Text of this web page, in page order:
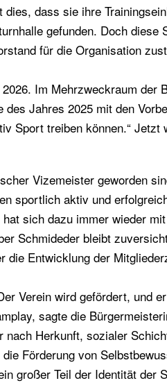
dass sie ihre
gefunden. Doch diese
für die Organisation
Im Mehrzweckraum der
Jahres 2025 mit den
Sport treiben können.“
Vizemeister geworden
sportlich aktiv und
sich dazu immer wieder
Schmideder bleibt
Entwicklung der
Verein wird gefördert, und
sagte die
Herkunft, sozialer
Förderung von
großer Teil der Identität der